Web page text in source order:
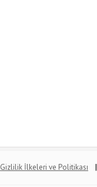
Gizlilik İlkeleri ve Politikası |